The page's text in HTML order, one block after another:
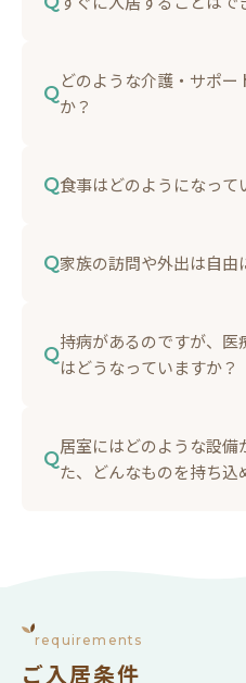
わせて個別に相談・審
支障がない方であれば
ておりますので、ご本
自分らしく過ごせる環
審査を経て、その後ご
も、専門スタッフが
に相談に乗りますので
Q
どのような介護・サポ
か？
24時間365日、介護資
し、安心の生活を支え
れすぎない、温かなサ
す。
Q食事はどのようになって
施設内の厨房で手作
お食事を365日3食ご提
の状態に合わせ、きざ
ー対応なども可能です。
Q家族の訪問や外出は自由
ん（玄関はオートロッ
能です。大切な「その
Q
持病があるのですが、
はどうなっていますか？
療連携チームを構築し
Q
居室にはどのような設備
た、どんなものを持ち込
で、お気に入りのもの
いとして整えていただ
requirements
ご入居条件